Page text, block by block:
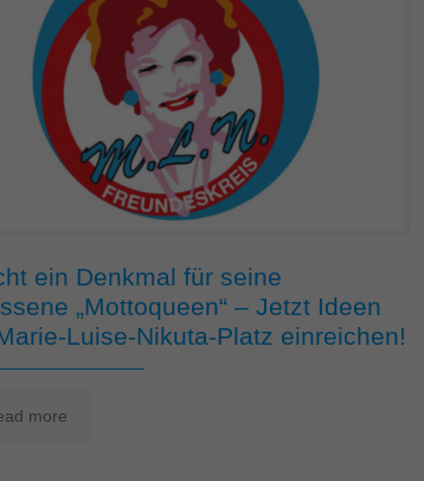
ein Denkmal für seine
„Mottoqueen“ – Jetzt Ideen
Luise-Nikuta-Platz einreichen!
more